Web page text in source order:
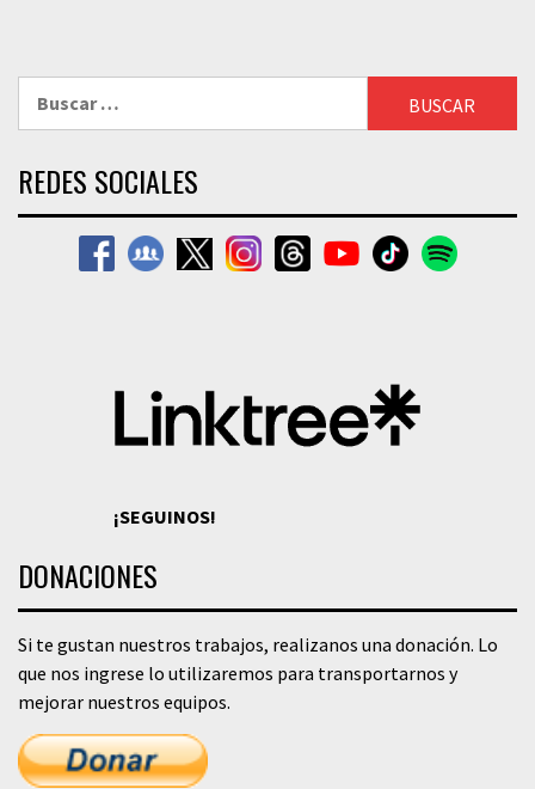
REDES SOCIALES
¡SEGUINOS!
DONACIONES
Si te gustan nuestros trabajos, realizanos una donación. Lo
que nos ingrese lo utilizaremos para transportarnos y
mejorar nuestros equipos.